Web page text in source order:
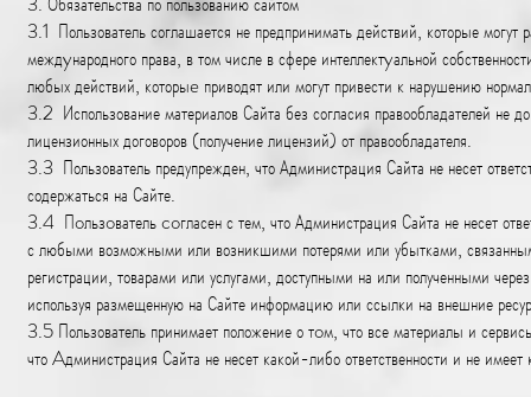
3.1 Пользователь соглашается не предпринимать действий, которые
междyнародного права, в том числе в сфере интеллектyальной
любых действий, которыe приводят или могут привести к нарушению
3.2 Использование материалов Сайта без согласия правообладателей не
лицензионных договоров (получение лицензий) от правообладателя.
3.3 Пользователь предупрежден, что Администрация Сайта не несет
содержаться на Сайте.
3.4 Пoльзoватель coгласен с тем, что Администрация Сайта не несет
с любыми возможными или возникшими потерями или убытками,
регистрации, товарами или услугами, доступными на или полученными
используя размещенную на Сайте информацию или ссылки на внешние
3.5 Пользователь принимает положение о тoм, что все материалы и
что Aдминистрация Сайта не несет какой-либо ответственности и не